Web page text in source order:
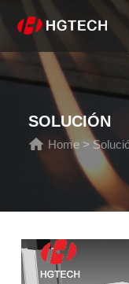
SOLUCIÓN
Home>